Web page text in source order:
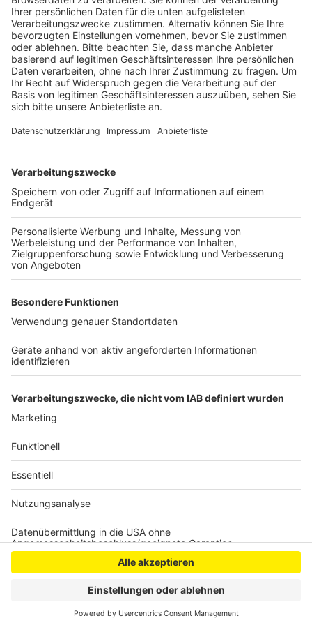
Anzeige
hat das Versickern des Wasser zum Abrutschen
von Böschungen geführt.
Wie der Rhein-Erft-Kreis jetzt mitteilt, betreten
trotzdem illegalerweise vermehrt Besucher den
Bereich.
Veröffentlicht:Samstag, 09.10.2021 12:29
Deswegen bittet der Kreis nochmal dringlichst darum,
sich an die Sperrung zu halten. Das Betreten der
Kiesgrube sei aktuell lebensgefährlich.
Aus diesem Grund werden in den kommenden Wochen
Bauzäune aufgestellt und damit alle Zugänge
Die weitere Entwicklungen in diesem Bereich werden
im Hinblick auf die Böschungssicherheit abgestimmt,
heißt es vom Rhein-Erft-Kreis.
Anzeige